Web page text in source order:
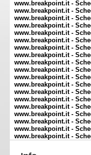
www.breakpoint.it -
www.breakpoint.it -
www.breakpoint.it -
www.breakpoint.it -
www.breakpoint.it -
www.breakpoint.it -
www.breakpoint.it -
www.breakpoint.it -
www.breakpoint.it -
www.breakpoint.it -
www.breakpoint.it -
www.breakpoint.it -
www.breakpoint.it -
www.breakpoint.it -
www.breakpoint.it -
www.breakpoint.it -
www.breakpoint.it -
www.breakpoint.it -
www.breakpoint.it -